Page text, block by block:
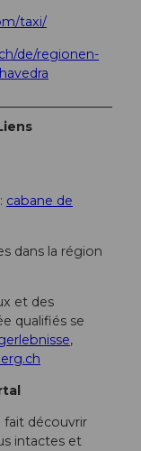
taxi/
de/regionen-
cabane de
dans la région
et des
qualifiés se
,
fait découvrir
intactes et